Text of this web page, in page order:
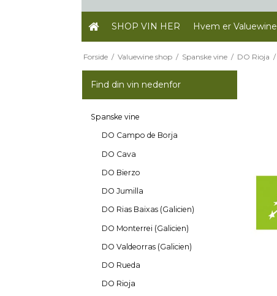
SHOP VIN HER Hvem er Valuewine
Forside / Valuewine shop / Spanske vine / DO Rioja /
Find din vin nedenfor
Spanske vine
DO Campo de Borja
DO Cava
DO Bierzo
DO Jumilla
DO Rias Baixas (Galicien)
DO Monterrei (Galicien)
DO Valdeorras (Galicien)
DO Rueda
DO Rioja